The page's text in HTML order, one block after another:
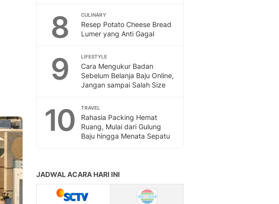
8 CULINARY
Resep Potato Cheese Bread
Lumer yang Anti Gagal
9 LIFESTYLE
Cara Mengukur Badan
Sebelum Belanja Baju Online,
Jangan sampai Salah Size
10 TRAVEL
Rahasia Packing Hemat
Ruang, Mulai dari Gulung
Baju hingga Menata Sepatu